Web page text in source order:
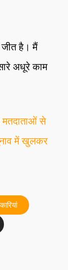
जीत है। मैं
अधूरे काम
से
में खुलकर